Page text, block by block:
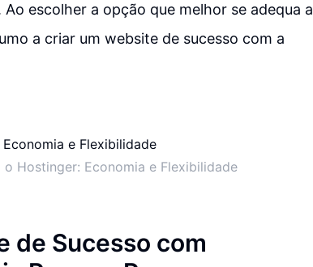
escolher a opção que melhor se adequa a
a criar um website de sucesso com a
Hostinger: Economia e Flexibilidade
de Sucesso com